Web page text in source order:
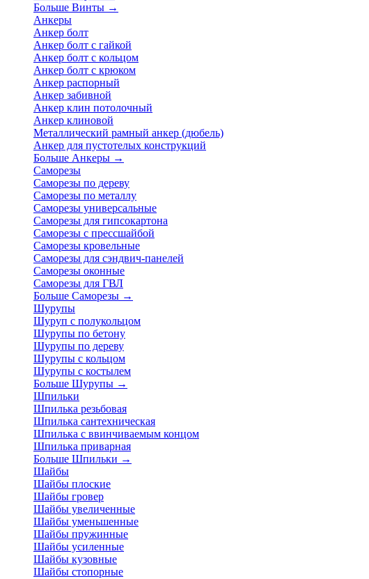
Больше Винты →
Анкеры
Анкер болт
Анкер болт с гайкой
Анкер болт с кольцом
Анкер болт с крюком
Анкер распорный
Анкер забивной
Анкер клин потолочный
Анкер клиновой
Металлический рамный анкер (дюбель)
Анкер для пустотелых конструкций
Больше Анкеры →
Саморезы
Саморезы по дереву
Саморезы по металлу
Саморезы универсальные
Саморезы для гипсокартона
Саморезы с прессшайбой
Саморезы кровельные
Саморезы для сэндвич-панелей
Саморезы оконные
Саморезы для ГВЛ
Больше Саморезы →
Шурупы
Шуруп с полукольцом
Шурупы по бетону
Шурупы по дереву
Шурупы с кольцом
Шурупы с костылем
Больше Шурупы →
Шпильки
Шпилька резьбовая
Шпилька сантехническая
Шпилька с ввинчиваемым концом
Шпилька приварная
Больше Шпильки →
Шайбы
Шайбы плоские
Шайбы гровер
Шайбы увеличенные
Шайбы уменьшенные
Шайбы пружинные
Шайбы усиленные
Шайбы кузовные
Шайбы стопорные